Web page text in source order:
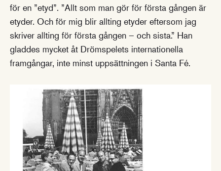
för en ”etyd”. ”Allt som man gör för första gången är
etyder. Och för mig blir allting etyder eftersom jag
skriver allting för första gången – och sista.” Han
gladdes mycket åt Drömspelets internationella
framgångar, inte minst uppsättningen i Santa Fé.